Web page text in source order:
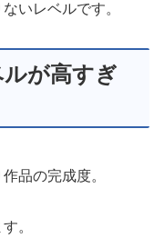
いレベルです。
が高すぎ
品の完成度。
。